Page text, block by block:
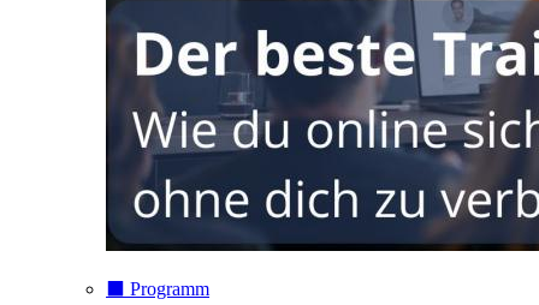
⬛️ Programm